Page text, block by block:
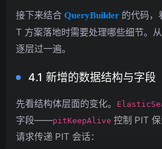
接下来结合 QueryBuilder 的代码，
T 方案落地时需要处理哪些细节。
逐层过一遍。
4.1 新增的数据结构与字段
先看结构体层面的变化。
字段——pitKeepAlive 控制 PIT 保
请求传递 PIT 会话：